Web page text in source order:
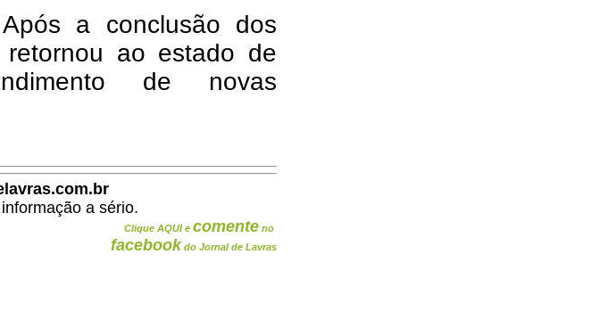
a conclusão dos
ao estado de
de novas
a sério.
Clique AQUI e comente no
facebook do Jornal de Lavras